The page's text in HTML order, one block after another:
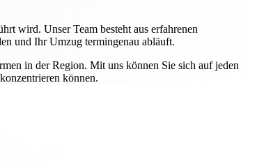
wird. Unser Team besteht aus erfahrenen
und Ihr Umzug termingenau abläuft.
in der Region. Mit uns können Sie sich auf jeden
können.